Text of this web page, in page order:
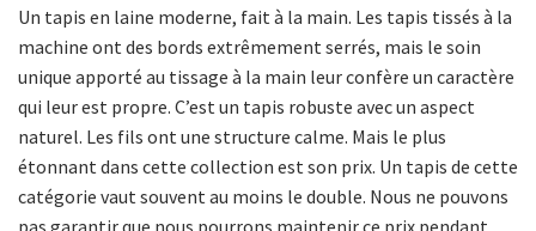
Un tapis en laine moderne, fait à la main. Les tapis tissés à la
machine ont des bords extrêmement serrés, mais le soin
unique apporté au tissage à la main leur confère un caractère
qui leur est propre. C’est un tapis robuste avec un aspect
naturel. Les fils ont une structure calme. Mais le plus
étonnant dans cette collection est son prix. Un tapis de cette
catégorie vaut souvent au moins le double. Nous ne pouvons